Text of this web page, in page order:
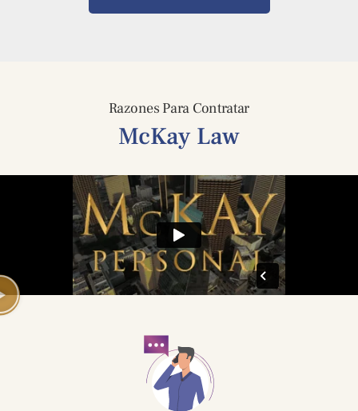
Razones Para Contratar
McKay Law